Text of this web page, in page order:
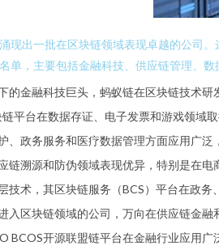
现出一批在区块链领域表现卓越的公司
单，主要包括金融科技、供应链管理、数
的金融科技巨头，蚂蚁链在区块链技术
平台在数据存证、电子发票和游戏领域
、政务服务和医疗数据管理方面应用广泛
链溯源和防伪领域表现优异，特别是在电
技术，其区块链服务（BCS）平台在政务
入区块链领域的公司，万向在供应链金融
BCOS开源联盟链平台在金融行业应用